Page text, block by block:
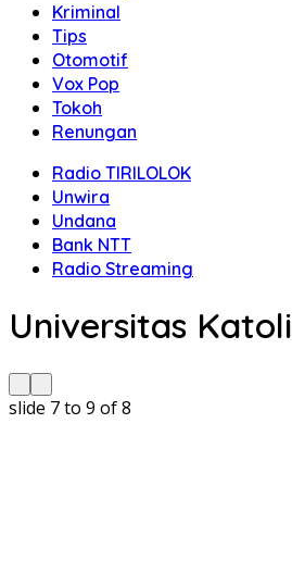
Kriminal
Tips
Otomotif
Vox Pop
Tokoh
Renungan
Radio TIRILOLOK
Unwira
Undana
Bank NTT
Radio Streaming
Universitas
slide 8 to 10of 8